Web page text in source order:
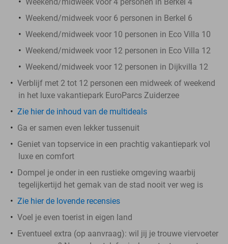
Weekend/midweek voor 6 personen in Berkel 6
Weekend/midweek voor 10 personen in Eco Villa 10
Weekend/midweek voor 12 personen in Eco Villa 12
Weekend/midweek voor 12 personen in Dijkvilla 12
Verblijf met 2 tot 12 personen een midweek of weekend
in het luxe vakantiepark EuroParcs Zuiderzee
Zie hier de inhoud van de multideals
Ga er samen even lekker tussenuit
Geniet van topservice in een prachtig vakantiepark vol
luxe en comfort
Dompel je onder in een rustieke omgeving waarbij
tegelijkertijd het gemak van de stad nooit ver weg is
Zie hier de lovende recensies
Voel je even toerist in eigen land
Eventueel extra (op aanvraag): wil jij je trouwe viervoeter